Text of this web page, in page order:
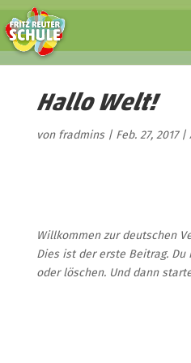
Hallo Welt!
von fradmins| Feb. 27, 2017|
Willkommen zur deutschen
Dies ist der erste Beitrag.
oder löschen. Und dann